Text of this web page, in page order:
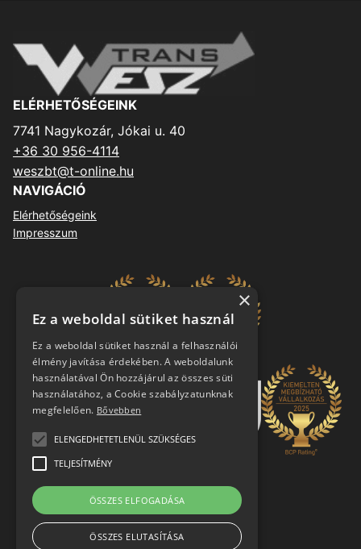
ELÉRHETŐSÉGEINK
7741 Nagykozár, Jókai u. 40
+36 30 956-4114
weszbt@t-online.hu
NAVIGÁCIÓ
Elérhetőségeink
Impresszum
×
Ez a weboldal sütiket használ
Ez a weboldal sütiket használ a felhasználói
élmény javítása érdekében. A weboldalunk
használatával Ön hozzájárul az összes süti
használatához, a Cookie szabályzatunknak
megfelelően. Bővebben
ELENGEDHETETLENÜL SZÜKSÉGES
TELJESÍTMÉNY
ÖSSZES ELFOGADÁSA
ÖSSZES ELUTASÍTÁSA